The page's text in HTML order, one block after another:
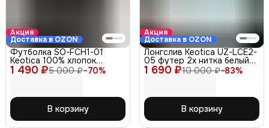
Акция
Доставка в OZON
1 490 ₽5 000 ₽−70%
Футболка SO-FCH1-01
Keotica 100% хлопок
черная 48-50
В корзину
Акция
Доставка в OZON
1 690 ₽10 000 ₽−83%
Лонгслив Keotica UZ-LCE2-
05 футер 2х нитка белый
48-50
В корзину